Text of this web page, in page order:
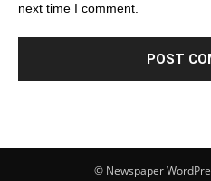
next time I comment.
© Newspaper